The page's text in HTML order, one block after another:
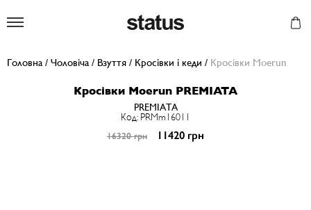
Головна / Чоловіча / Взуття / Кросівки і кеди / Кросівки Moerun
Кросівки Moerun PREMIATA
PREMIATA
Код: PRMm16011
16320 грн 11420 грн